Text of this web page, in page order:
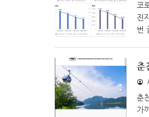
코
진
번
이
화
춘
춘
가